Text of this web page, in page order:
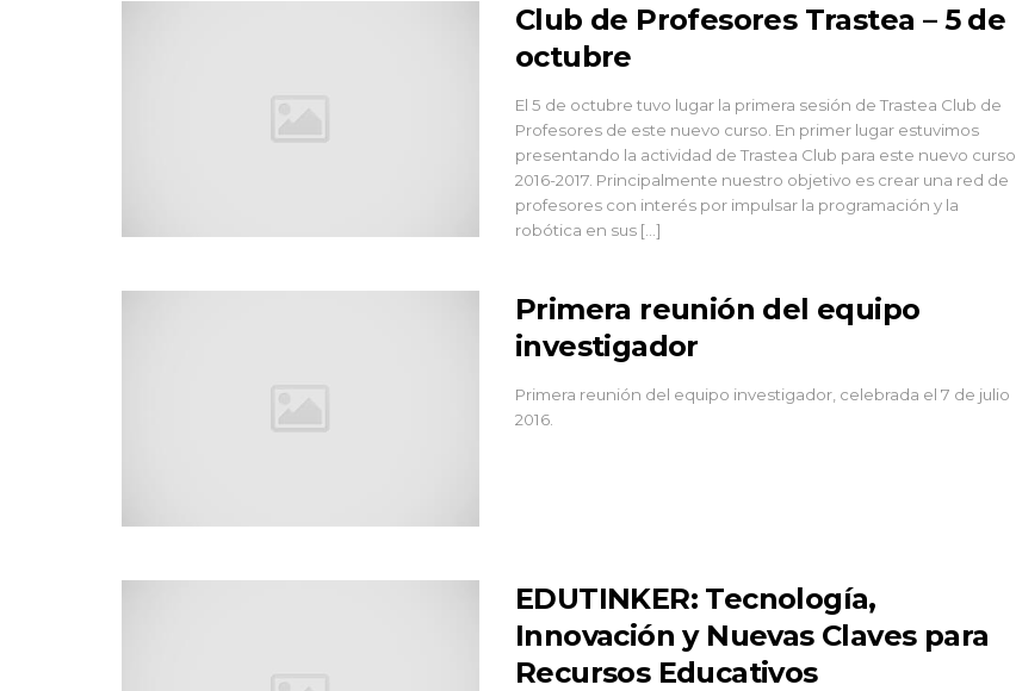
Club de Profesores Trastea – 5 de
octubre
El 5 de octubre tuvo lugar la primera sesión de Trastea Club de
Profesores de este nuevo curso. En primer lugar estuvimos
presentando la actividad de Trastea Club para este nuevo curso
2016-2017. Principalmente nuestro objetivo es crear una red de
profesores con interés por impulsar la programación y la
robótica en sus […]
Primera reunión del equipo
investigador
Primera reunión del equipo investigador, celebrada el 7 de julio
2016.
EDUTINKER: Tecnología,
Innovación y Nuevas Claves para
Recursos Educativos